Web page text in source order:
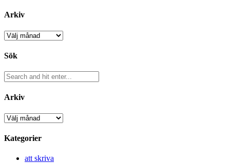
Arkiv
Arkiv
Sök
Arkiv
Arkiv
Kategorier
att skriva